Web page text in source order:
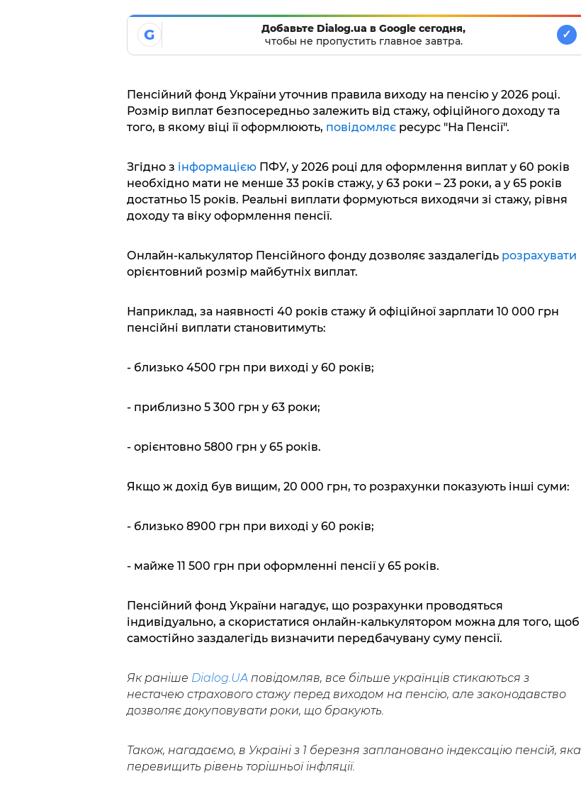
G
Добавьте Dialog.ua в Google сегодня,
чтобы не пропустить главное завтра.
✓
Пенсійний фонд України уточнив правила виходу на пенсію у 2026 році.
Розмір виплат безпосередньо залежить від стажу, офіційного доходу та
того, в якому віці її оформлюють, повідомляєресурс "На Пенсії".
Згідно з інформацією ПФУ, у 2026 році для оформлення виплат у 60 років
необхідно мати не менше 33 років стажу, у 63 роки – 23 роки, а у 65 років
достатньо 15 років. Реальні виплати формуються виходячи зі стажу, рівня
доходу та віку оформлення пенсії.
Онлайн-калькулятор Пенсійного фонду дозволяє заздалегідь розрахувати
орієнтовний розмір майбутніх виплат.
Наприклад, за наявності 40 років стажу й офіційної зарплати 10 000 грн
пенсійні виплати становитимуть:
- близько 4500 грн при виході у 60 років;
- приблизно 5 300 грн у 63 роки;
- орієнтовно 5800 грн у 65 років.
Якщо ж дохід був вищим, 20 000 грн, то розрахунки показують інші суми:
- близько 8900 грн при виході у 60 років;
- майже 11 500 грн при оформленні пенсії у 65 років.
Пенсійний фонд України нагадує, що розрахунки проводяться
індивідуально, а скористатися онлайн-калькулятором можна для того, щоб
самостійно заздалегідь визначити передбачувану суму пенсії.
Як раніше Dialog.UAповідомляв, все більше українців стикаються з
нестачею страхового стажу перед виходом на пенсію, але законодавство
дозволяє докуповувати роки, що бракують.
Також, нагадаємо, в Україні з 1 березня заплановано індексацію пенсій, яка
перевищить рівень торішньої інфляції.